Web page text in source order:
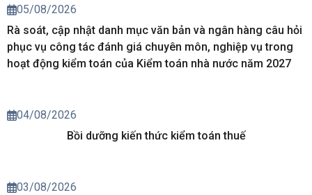
05/08/2026
Rà soát, cập nhật danh mục văn bản và ngân hàng câu hỏi
phục vụ công tác đánh giá chuyên môn, nghiệp vụ trong
hoạt động kiểm toán của Kiểm toán nhà nước năm 2027
04/08/2026
Bồi dưỡng kiến thức kiểm toán thuế
03/08/2026